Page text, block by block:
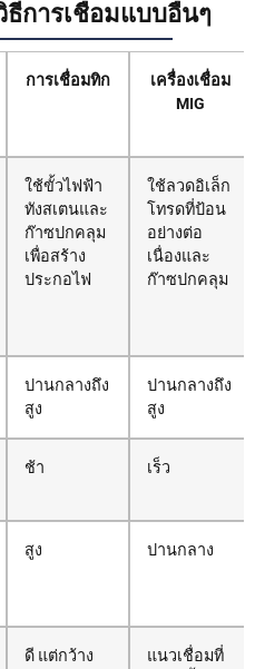
ธีการเชื่อมแบบอื่นๆ
การเชื่อมทิก
เครื่องเชื่อม
MIG
ใช้ขั้วไฟฟ้า
ทังสเตนและ
ก๊าซปกคลุม
เพื่อสร้าง
ประกอไฟ
ใช้ลวดอิเล็ก
โทรดที่ป้อน
อย่างต่อ
เนื่องและ
ก๊าซปกคลุม
ปานกลางถึง
สูง
ปานกลางถึง
สูง
ช้า เร็ว
สูง ปานกลาง
ดี แต่กว้าง
แนวเชื่อมที่